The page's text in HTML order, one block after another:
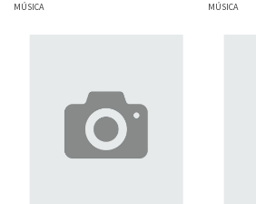
MÚSICA MÚSICA